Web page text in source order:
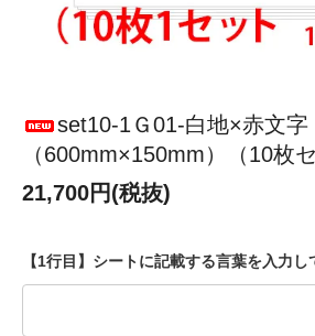
set10-1Ｇ01-白地×赤文字
（600mm×150mm）（10枚セ
21,700円(税抜)
【1行目】シートに記載する言葉を入力し